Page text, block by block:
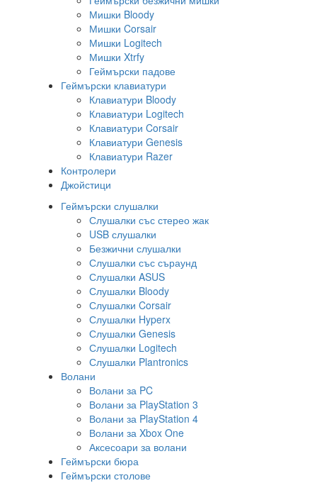
Мишки Bloody
Мишки Corsair
Мишки Logitech
Мишки Xtrfy
Геймърски падове
Геймърски клавиатури
Клавиатури Bloody
Клавиатури Logitech
Клавиатури Corsair
Клавиатури Genesis
Клавиатури Razer
Контролери
Джойстици
Геймърски слушалки
Слушалки със стерео жак
USB слушалки
Безжични слушалки
Слушалки със съраунд
Слушалки ASUS
Слушалки Bloody
Слушалки Corsair
Слушалки Hyperx
Слушалки Genesis
Слушалки Logitech
Слушалки Plantronics
Волани
Волани за PC
Волани за PlayStation 3
Волани за PlayStation 4
Волани за Xbox One
Аксесоари за волани
Геймърски бюра
Геймърски столове